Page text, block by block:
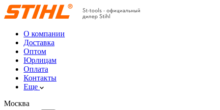
О компании
Доставка
Оптом
Юрлицам
Оплата
Контакты
Еще
Москва